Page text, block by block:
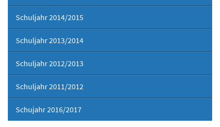
Schuljahr 2014/2015
Schuljahr 2013/2014
Schuljahr 2012/2013
Schuljahr 2011/2012
Schujahr 2016/2017